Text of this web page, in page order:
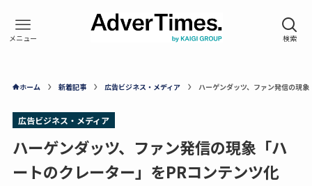
ホーム 新着記事 広告ビジネス・メディア ハーゲンダッツ、ファン発信の現
広告ビジネス・メディア
ハーゲンダッツ、ファン発信の現象「ハ
ートのクレーター」をPRコンテンツ化